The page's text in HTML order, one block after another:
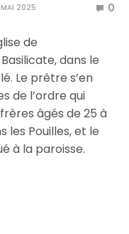
2025 0
de
dans le
Le prêtre s’en
de l’ordre qui
âgés de 25 à
les Pouilles, et le
à la paroisse.